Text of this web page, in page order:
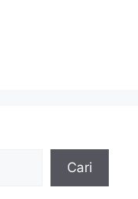
Cari